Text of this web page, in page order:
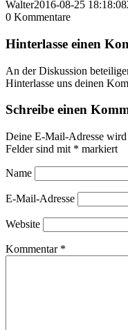
Walter2016-08-25 18:18:08
0 Kommentare
Hinterlasse einen
An der Diskussion
Hinterlasse uns deinen
Schreibe einen
Deine E-Mail-Adresse
Felder sind mit * markiert
Name
E-Mail-Adresse
Website
Kommentar *